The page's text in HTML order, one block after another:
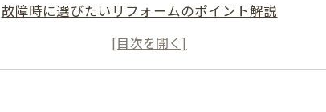
故障時に選びたいリフォームのポイント解説
家族の安心を守るリフォーム交換の基礎知識
インターフォン交換で後悔しないリフォーム手順